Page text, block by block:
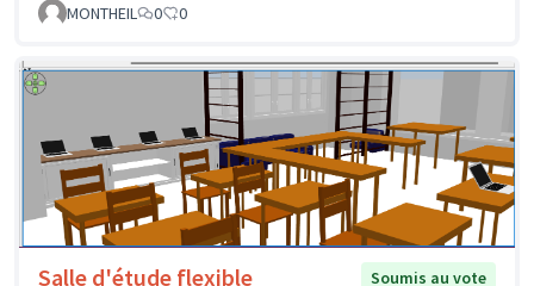
MONTHEIL
0 0
Salle d'étude flexible
Soumis au vote